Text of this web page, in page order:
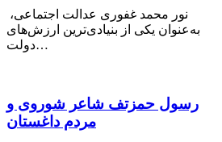
به‌عنوان یکی از بنیادی‌ترین ارزش‌های
دولت…
رسول حمزتف شاعر شوروی و
مردم داغستان